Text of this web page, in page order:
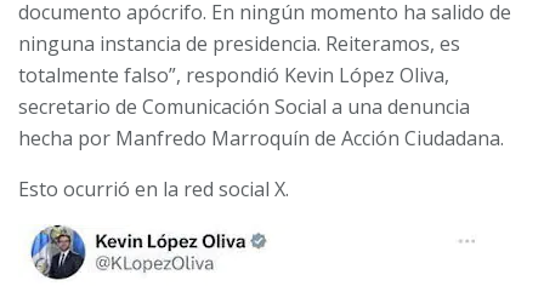
documento apócrifo. En ningún momento ha salido de
ninguna instancia de presidencia. Reiteramos, es
totalmente falso”, respondió Kevin López Oliva,
secretario de Comunicación Social a una denuncia
hecha por Manfredo Marroquín de Acción Ciudadana.
Esto ocurrió en la red social X.